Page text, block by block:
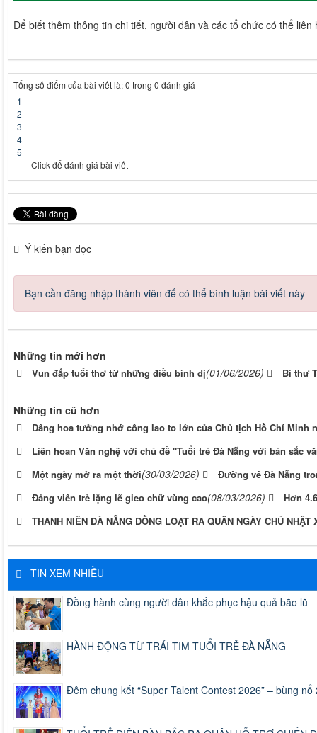
Để biết thêm thông tin chi tiết, người dân và các tổ chức có thể
Tổng số điểm của bài viết là: 0 trong 0 đánh giá
1
2
3
4
5
Click để đánh giá bài viết
Ý kiến bạn đọc
Bạn cần đăng nhập thành viên để có thể bình luận bài viết này
Những tin mới hơn
Vun đắp tuổi thơ từ những điều bình dị(01/06/2026) Bí thư
Những tin cũ hơn
Dâng hoa tưởng nhớ công lao to lớn của Chủ tịch Hồ Chí Minh
Liên hoan Văn nghệ với chủ đề "Tuổi trẻ Đà Nẵng với bản sắc
Một ngày mở ra một thời(30/03/2026)
Đường về Đà Nẵng
Đảng viên trẻ lặng lẽ gieo chữ vùng cao(08/03/2026)
Hơn
THANH NIÊN ĐÀ NẴNG ĐỒNG LOẠT RA QUÂN NGÀY CHỦ NHẬT
TIN XEM NHIỀU
Đồng hành cùng người dân khắc phục hậu quả bão lũ
HÀNH ĐỘNG TỪ TRÁI TIM TUỔI TRẺ ĐÀ NẴNG
Đêm chung kết “Super Talent Contest 2026” – bùng